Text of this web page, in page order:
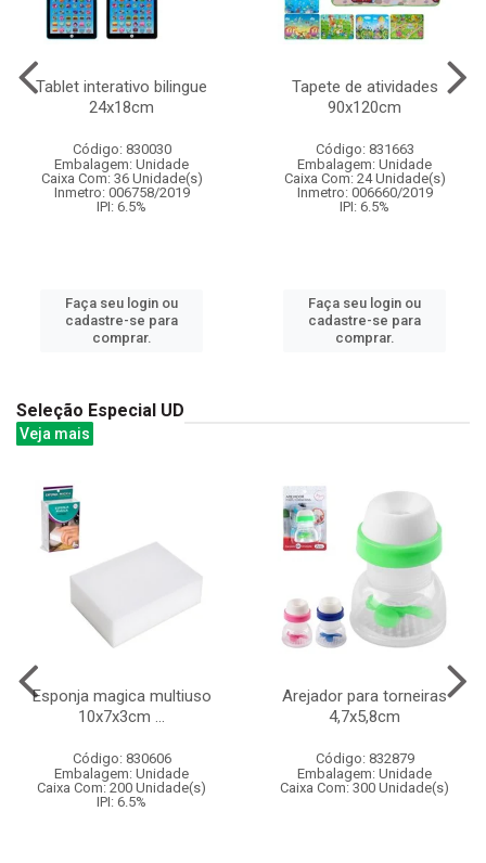
Tablet interativo bilingue
24x18cm
Código: 830030
Embalagem: Unidade
Caixa Com: 36 Unidade(s)
Inmetro: 006758/2019
IPI: 6.5%
Faça seu login ou
cadastre-se para
comprar.
Tapete de atividades
90x120cm
Código: 831663
Embalagem: Unidade
Caixa Com: 24 Unidade(s)
Inmetro: 006660/2019
IPI: 6.5%
Faça seu login ou
cadastre-se para
comprar.
Seleção Especial UD
Veja mais
Esponja magica multiuso
10x7x3cm ...
Código: 830606
Embalagem: Unidade
Caixa Com: 200 Unidade(s)
IPI: 6.5%
Arejador para torneiras
4,7x5,8cm
Código: 832879
Embalagem: Unidade
Caixa Com: 300 Unidade(s)